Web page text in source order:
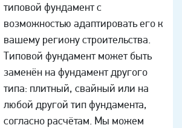
типовой фундамент с
возможностью адаптировать его к
вашему региону строительства.
Типовой фундамент может быть
заменён на фундамент другого
типа: плитный, свайный или на
любой другой тип фундамента,
согласно расчётам. Мы можем